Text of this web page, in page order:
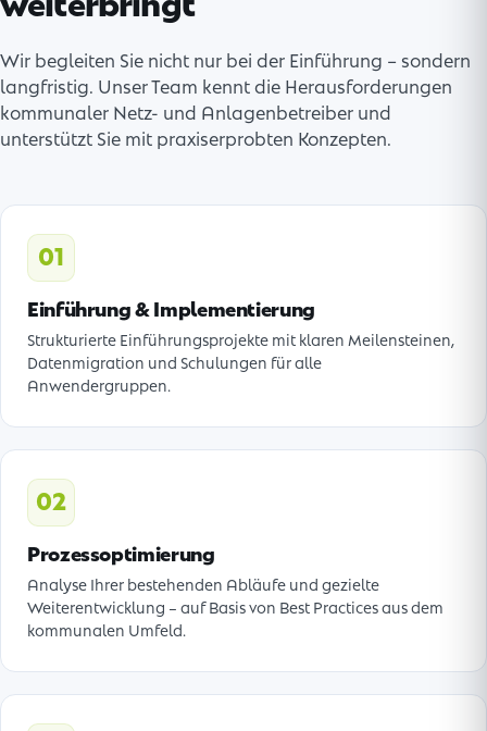
Wir begleiten Sie nicht nur bei der Einführung – sondern
langfristig. Unser Team kennt die Herausforderungen
kommunaler Netz- und Anlagenbetreiber und
unterstützt Sie mit praxiserprobten Konzepten.
01
Einführung & Implementierung
Strukturierte Einführungsprojekte mit klaren Meilensteinen,
Datenmigration und Schulungen für alle
Anwendergruppen.
02
Prozessoptimierung
Analyse Ihrer bestehenden Abläufe und gezielte
Weiterentwicklung – auf Basis von Best Practices aus dem
kommunalen Umfeld.